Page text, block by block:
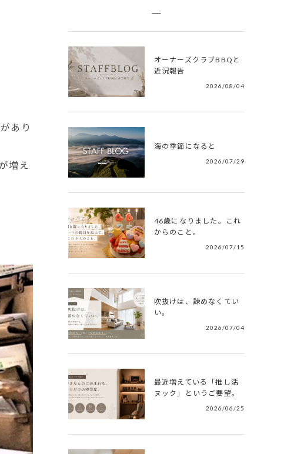
あり
増え
オーナーズクラブBBQと
近況報告
2026/08/04
海の季節になると
2026/07/29
46歳になりました。これ
からのこと。
2026/07/15
吹抜けは、諫めなくてい
い。
2026/07/04
最近増えている「推し活
ヌック」というご要望。
2026/06/25